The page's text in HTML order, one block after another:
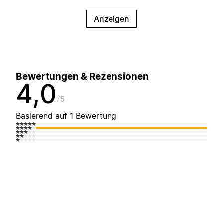
Anzeigen
Bewertungen & Rezensionen
4,0 5
Basierend auf 1 Bewertung